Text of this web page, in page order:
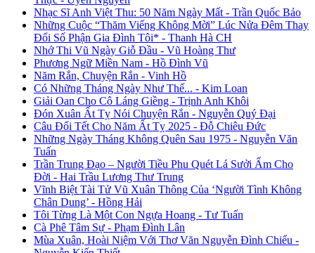
Nhạc Sĩ Anh Việt Thu: 50 Năm Ngày Mất - Trần Quốc Bảo
Những Cuộc “Thăm Viếng Không Mời” Lúc Nửa Đêm Thay
Đổi Số Phận Gia Đình Tôi* - Thanh Hà CH
Nhớ Thi Vũ Ngày Giỗ Đầu - Vũ Hoàng Thư
Phương Ngữ Miền Nam - Hồ Đình Vũ
Năm Rắn, Chuyện Rắn - Vinh Hồ
Có Những Tháng Ngày Như Thế... - Kim Loan
Giải Oan Cho Cô Láng Giềng - Trịnh Anh Khôi
Đón Xuân Ất Tỵ Nói Chuyện Rắn - Nguyễn Quý Đại
Câu Đối Tết Cho Năm Ất Tỵ 2025 - Đỗ Chiêu Đức
Những Ngày Tháng Không Quên Sau 1975 - Nguyễn Văn
Tuấn
Trần Trung Đạo – Người Tiều Phu Quét Lá Sưởi Ấm Cho
Đời - Hai Trầu Lương Thư Trung
Vĩnh Biệt Tài Tử Vũ Xuân Thông Của ‘Người Tình Không
Chân Dung’ - Hồng Hải
Tôi Từng Là Một Con Ngựa Hoang - Tư Tuấn
Cà Phê Tâm Sự - Phạm Đình Lân
Mùa Xuân, Hoài Niệm Với Thơ Văn Nguyễn Đình Chiểu -